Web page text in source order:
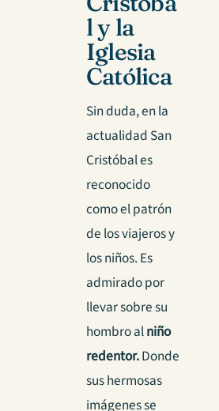
l y la
Iglesia
Católica
Sin duda, en la
actualidad San
Cristóbal es
reconocido
como el patrón
de los viajeros y
los niños. Es
admirado por
llevar sobre su
hombro alniño
redentor.Donde
sus hermosas
imágenes se